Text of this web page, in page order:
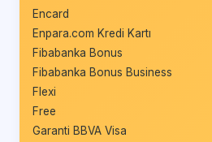
Encard
Enpara.com Kredi Kartı
Fibabanka Bonus
Fibabanka Bonus Business
Flexi
Free
Garanti BBVA Visa